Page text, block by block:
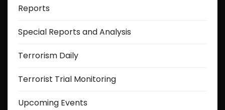
Reports
Special Reports and Analysis
Terrorism Daily
Terrorist Trial Monitoring
Upcoming Events